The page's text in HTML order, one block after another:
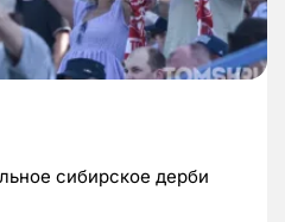
сибирское дерби